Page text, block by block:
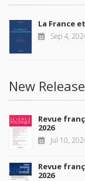
La France
Sep 4,
New
Revue
2026
Jul 10,
Revue
2026